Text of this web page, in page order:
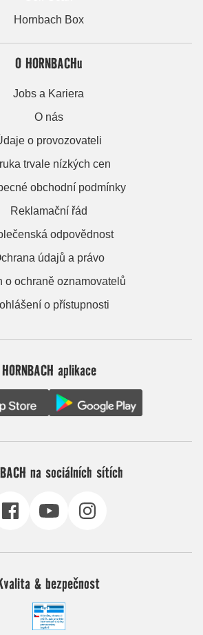
Hornbach Box
O HORNBACHu
Jobs a Kariera
O nás
o provozovateli
trvale nízkých cen
obchodní podmínky
Reklamační řád
odpovědnost
údajů a právo
o ochraně oznamovatelů
o přístupnosti
HORNBACH aplikace
na sociálních sítích
& bezpečnost